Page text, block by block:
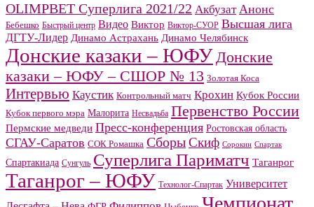
OLIMPBET Суперлига 2021/22 Акбузат Анонс
Бебешко Быстрый центр Видео Виктор Виктор-СУОР Высшая лига
ДГТУ-Лидер Динамо Астрахань Динамо Челябинск
Донские казаки – ЮФУДонские
казаки – ЮФУ – СШОР № 13 Золотая Коса
Интервью Каустик Контрольный матч Крохин Кубок России
Кубок первого мэра Малорита Несвадьба Первенство России
Пермские медведи Пресс-конференция Ростовская область
СГАУ-Саратов СОК Ромашка СборыСкиф Сорокин Спартак
Спартакиада Сунгуль Суперлига Париматч Таганрог
Таганрог – ЮФУ Технолог-Спартак Университет